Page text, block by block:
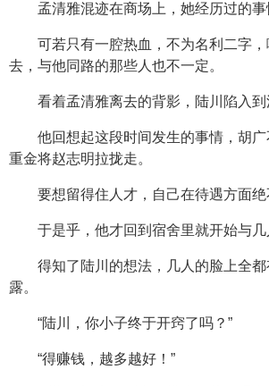
孟清雅混迹在商场上，她经历过的事
可若只有一腔热血，不为名利二字
去，与他同路的那些人也不一定。
看着孟清雅离去的背影，陆川陷入到
他回想起这段时间发生的事情，胡
重金将赵志明拉拢走。
要想留得住人才，自己在待遇方面绝
于是乎，他才回到宿舍里就开始与几
得知了陆川的想法，几人的脸上全
露。
“陆川，你小子终于开窍了吗？”
“得赚钱，越多越好！”